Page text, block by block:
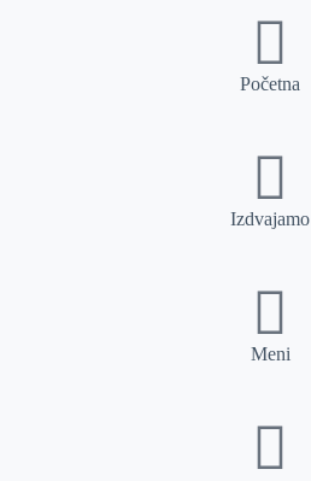
Početna
Izdvajamo
Meni